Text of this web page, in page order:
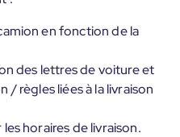
en fonction de la
des lettres de voiture et
règles liées à la livraison
horaires de livraison.